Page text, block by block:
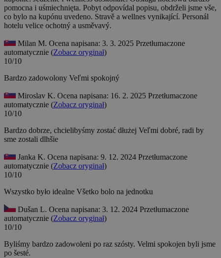
pomocna i uśmiechnięta. Pobyt odpovídal popisu, obdrželi jsme vše,
co bylo na kupónu uvedeno. Stravě a wellnes vynikající. Personál
hotelu velice ochotný a usměvavý.
Milan M. Ocena napisana: 3. 3. 2025 Przetłumaczone
automatycznie (Zobacz oryginał)
10/10
Bardzo zadowolony Veľmi spokojný
Miroslav K. Ocena napisana: 16. 2. 2025 Przetłumaczone
automatycznie (Zobacz oryginał)
10/10
Bardzo dobrze, chcielibyśmy zostać dłużej Veľmi dobré, radi by
sme zostali dlhšie
Janka K. Ocena napisana: 9. 12. 2024 Przetłumaczone
automatycznie (Zobacz oryginał)
10/10
Wszystko było idealne Všetko bolo na jednotku
Dušan L. Ocena napisana: 3. 12. 2024 Przetłumaczone
automatycznie (Zobacz oryginał)
10/10
Byliśmy bardzo zadowoleni po raz szósty. Velmi spokojen byli jsme
po šesté.